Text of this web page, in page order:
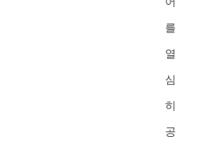
를
열
심
히
공